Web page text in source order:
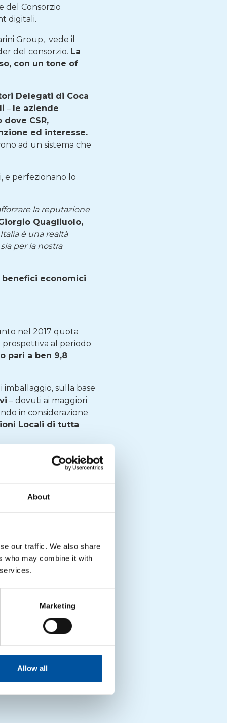
About
our traffic. We also share
who may combine it with
Marketing
Allow all
del Consorzio
digitali.
Group, vede il
del consorzio. La
con un tone of
Delegati di Coca
– le aziende
CSR,
ed interesse.
ad un sistema che
e perfezionano lo
la reputazione
Quagliuolo,
è una realtà
per la nostra
economici
nel 2017 quota
prospettiva al periodo
pari a ben 9,8
sulla base
– dovuti ai maggiori
in considerazione
Locali di tutta
3,6 miliardi di euro
3,8 milioni di
materia prima
ha evitato il
percorrenza